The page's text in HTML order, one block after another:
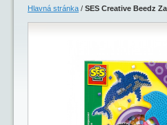
Hlavná stránka / SES Creative Beedz